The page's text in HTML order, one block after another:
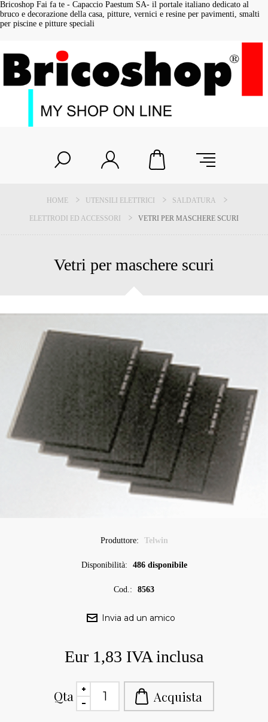
Bricoshop Fai fa te - Capaccio Paestum SA- il portale italiano dedicato al
bruco e decorazione della casa, pitture, vernici e resine per pavimenti, smalti
per piscine e pitture speciali
HOME UTENSILI ELETTRICI SALDATURA
ELETTRODI ED ACCESSORI VETRI PER MASCHERE SCURI
Vetri per maschere scuri
Produttore: Telwin
Disponibilità: 486 disponibile
Cod.: 8563
Eur 1,83 IVA inclusa
Qta